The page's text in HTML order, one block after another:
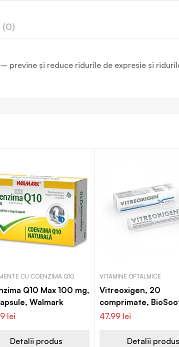
(0)
şi reduce ridurile de expresie şi
CU COENZIMA Q10
Q10 Max 100 mg,
Walmark
lei
Detalii produs
VITAMINE OFTALMICE
Vitreoxigen, 20
comprimate,
47.99 lei
Detalii produs